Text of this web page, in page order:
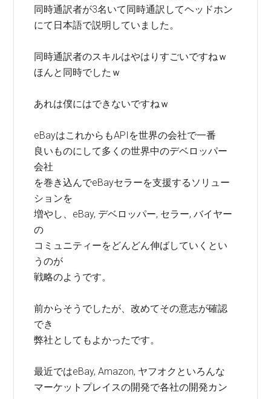
同時通訳者が3名いて同時通訳してヘッドホン
にて日本語で説明していました。
同時通訳者のスキルはやはりすごいですねｗ
ほんと同時でしたｗ
あれは僕にはできないですねｗ
eBayはこれからもAPIを世界の会社で一番
良いものにして多くの世界中のデベロッパー
会社
を巻き込んでeBayセラーを支援するソリュー
ションを
増やし、eBay, デベロッパー, セラー, バイヤー
の
コミュニティーをどんどん伸ばしていくとい
うのが
戦略のようです。
前からそうでしたが、改めてその意志が確認
でき
弊社としてもよかったです。
最近ではeBay, Amazon, ヤフオクといろんな
マーケットプレイスの開発で各社の開発カン